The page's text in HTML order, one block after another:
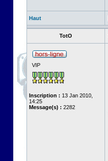
Haut
TotO
VIP
Inscription : 13 Jan 2010,
14:25
Message(s) : 2282